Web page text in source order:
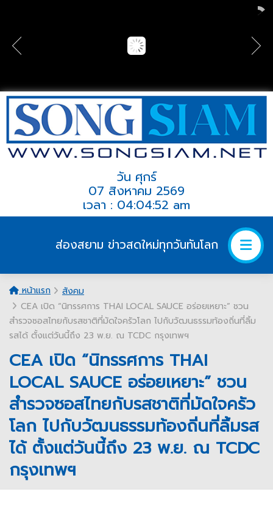
วัน ศุกร์
07 สิงหาคม 2569
เวลา : 04:04:52 am
ส่องสยาม ข่าวสดใหม่ทุกวันทันโลก
หน้าแรก
สังคม
CEA เปิด “นิทรรศการ THAI LOCAL SAUCE อร่อยเหยาะ” ชวน
สำรวจซอสไทยกับรสชาติที่มัดใจครัวโลก ไปกับวัฒนธรรมท้องถิ่นที่ลิ้ม
รสได้ ตั้งแต่วันนี้ถึง 23 พ.ย. ณ TCDC กรุงเทพฯ
CEA เปิด “นิทรรศการ THAI
LOCAL SAUCE อร่อยเหยาะ” ชวน
สำรวจซอสไทยกับรสชาติที่มัดใจครัว
โลก ไปกับวัฒนธรรมท้องถิ่นที่ลิ้มรส
ได้ ตั้งแต่วันนี้ถึง 23 พ.ย. ณ TCDC
กรุงเทพฯ